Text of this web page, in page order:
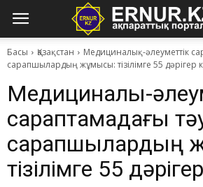
Басы Қазақстан
Медициналық-әлеуметтік
сарапшылардың жұмысы: тізілімге 55 дәрігер
Медициналық-
сараптамадағы
сарапшылардың
тізілімге 55